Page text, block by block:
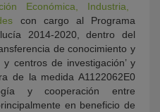
Económica, Industria,
con cargo al Programa
2014-2020, dentro del
de conocimiento y
centros de investigación’ y
de la medida A1122062E0
y cooperación entre
en beneficio de